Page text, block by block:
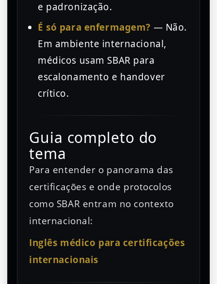
e padronização.
É só para enfermagem? — Não.
Em ambiente internacional,
médicos usam SBAR para
escalonamento e handover
crítico.
Guia completo do
tema
Para entender o panorama das
certificações e onde protocolos
como SBAR entram no contexto
internacional:
Inglês médico para certificações
internacionais